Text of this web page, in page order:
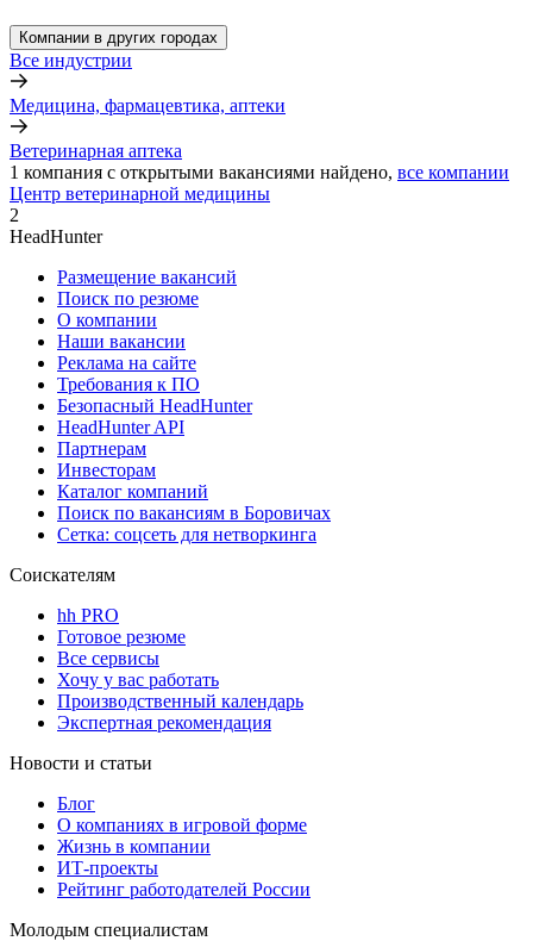
Компании в других городах
Все индустрии
Медицина, фармацевтика, аптеки
Ветеринарная аптека
1 компания с открытыми вакансиями найдено, все компании
Центр ветеринарной медицины
2
HeadHunter
Размещение вакансий
Поиск по резюме
О компании
Наши вакансии
Реклама на сайте
Требования к ПО
Безопасный HeadHunter
HeadHunter API
Партнерам
Инвесторам
Каталог компаний
Поиск по вакансиям в Боровичах
Сетка: соцсеть для нетворкинга
Соискателям
hh PRO
Готовое резюме
Все сервисы
Хочу у вас работать
Производственный календарь
Экспертная рекомендация
Новости и статьи
Блог
О компаниях в игровой форме
Жизнь в компании
ИТ-проекты
Рейтинг работодателей России
Молодым специалистам